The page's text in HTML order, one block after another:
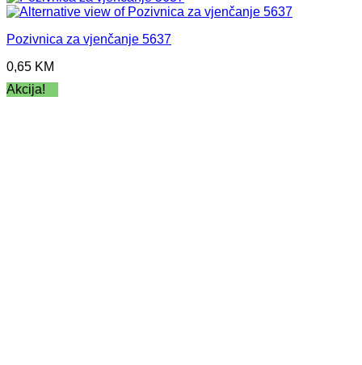
Pozivnica za vjenčanje 5637
0,65 KM
Akcija!